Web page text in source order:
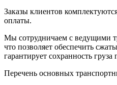
Заказы клиентов
оплаты.
Мы сотрудничаем с ведущими
что позволяет обеспечить
гарантирует сохранность груза
Перечень основных